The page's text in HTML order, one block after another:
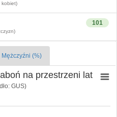
kobiet)
101
Mężczyźni (%)
na przestrzeni lat
GUS)